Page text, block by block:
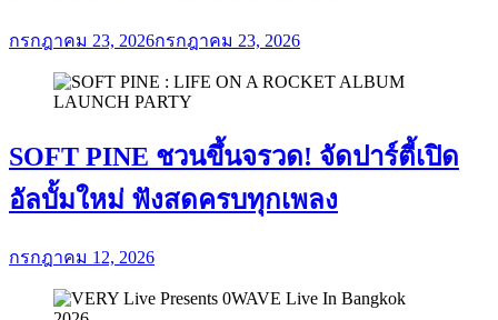
กรกฎาคม 23, 2026กรกฎาคม 23, 2026
SOFT PINE ชวนขึ้นจรวด! จัดปาร์ตี้เปิด
อัลบั้มใหม่ ฟังสดครบทุกเพลง
กรกฎาคม 12, 2026